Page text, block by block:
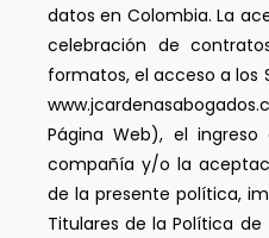
datos en Colombia. La
celebración de
formatos, el acceso a los
Página Web), el
compañía y/o la
de la presente política,
Titulares de la Política